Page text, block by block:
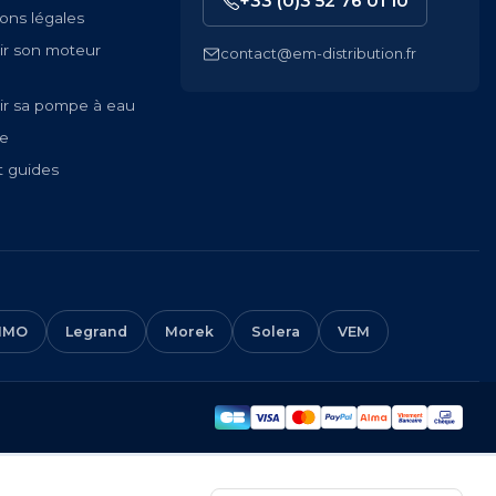
légales
son moteur
sa pompe à eau
guides
contact@em-distribution.fr
Legrand Morek Solera VEM